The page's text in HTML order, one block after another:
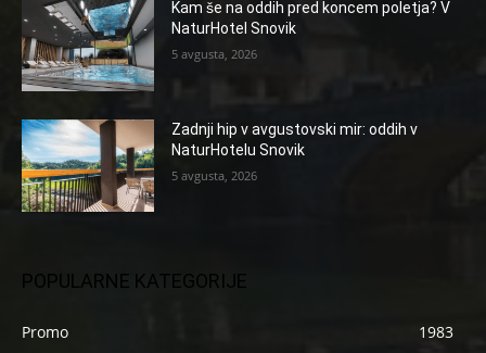
Kam še na oddih pred koncem poletja? V
NaturHotel Snovik
5 avgusta, 2026
Zadnji hip v avgustovski mir: oddih v
NaturHotelu Snovik
5 avgusta, 2026
POPULARNE KATEGORIJE
Promo
1983